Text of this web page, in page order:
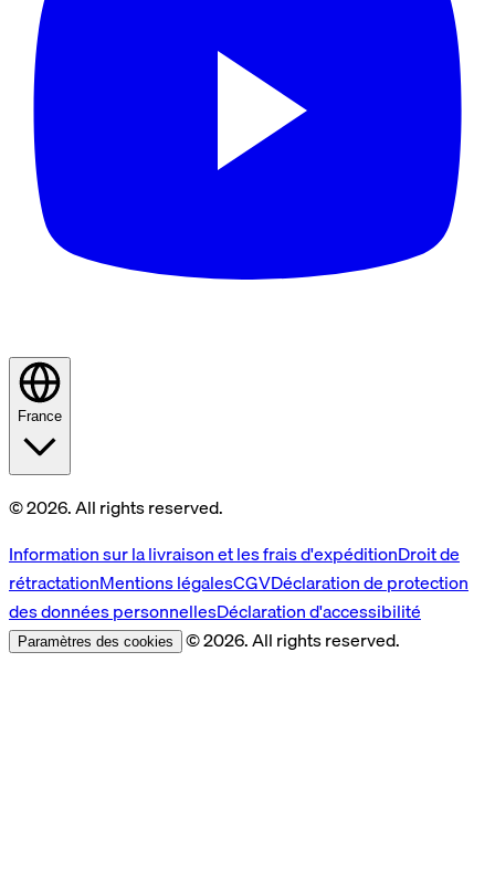
France
© 2026. All rights reserved.
Information sur la livraison et les frais d'expéditionDroit de
rétractationMentions légalesCGVDéclaration de protection
des données personnellesDéclaration d'accessibilité
Paramètres des cookies © 2026. All rights reserved.